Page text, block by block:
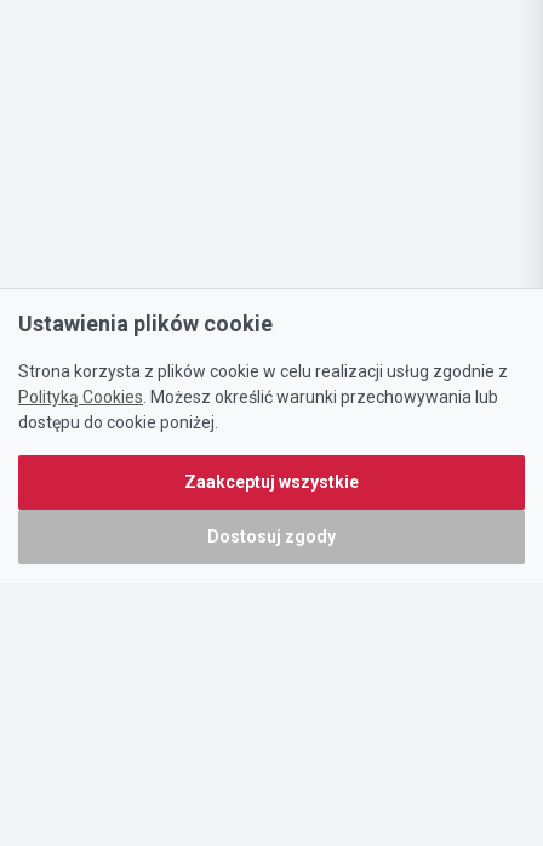
Ustawienia plików cookie
Strona korzysta z plików cookie w celu realizacji usług zgodnie z
Polityką Cookies . Możesz określić warunki przechowywania lub
dostępu do cookie poniżej.
Zaakceptuj wszystkie
Dostosuj zgody